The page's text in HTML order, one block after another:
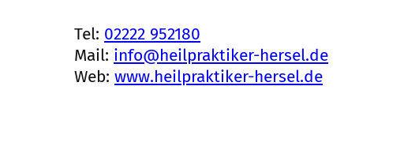
Tel: 02222 952180
Mail: info@heilpraktiker-hersel.de
Web: www.heilpraktiker-hersel.de